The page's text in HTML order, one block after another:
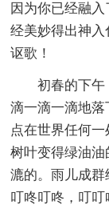
因为你已经融
经美妙得出神
讴歌！
初春的下午
滴一滴一滴地
点在世界任何
树叶变得绿油
漉的。雨儿成群
叮咚叮咚，叮